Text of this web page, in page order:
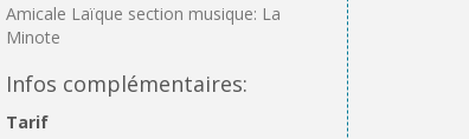
Amicale Laïque section musique: La
Minote
Infos complémentaires:
Tarif